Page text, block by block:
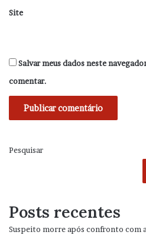
Site
Salvar meus dados neste
comentar.
Pesquisar
Posts recentes
Suspeito morre após confronto com